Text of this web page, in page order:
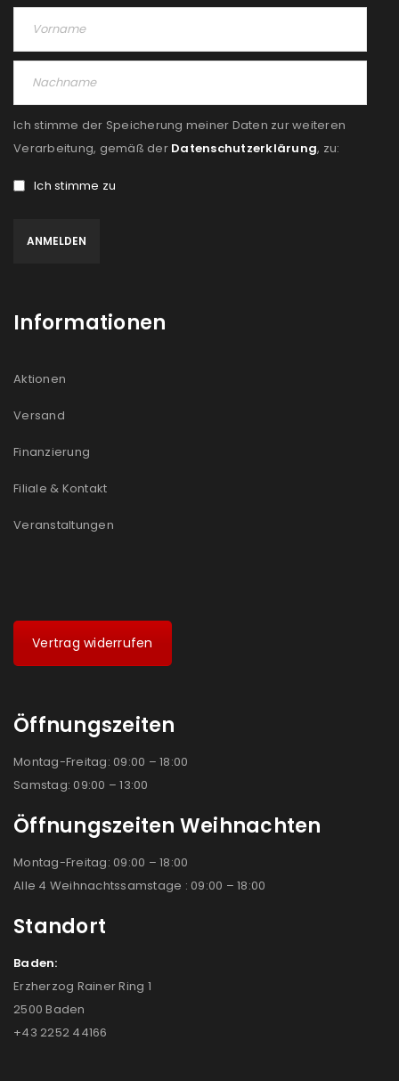
Ja, ich möchte ein Kundenkonto eröffnen und
akzeptiere die
REGISTRIEREN
Ich stimme der Speicherung meiner Daten zur weiteren
Verarbeitung, gemäß der Datenschutzerklärung, zu:
Ich stimme zu
Informationen
Aktionen
Versand
Finanzierung
Filiale & Kontakt
Veranstaltungen
Vertrag widerrufen
Öffnungszeiten
Montag-Freitag: 09:00 – 18:00
Samstag: 09:00 – 13:00
Öffnungszeiten Weihnachten
Montag-Freitag: 09:00 – 18:00
Alle 4 Weihnachtssamstage : 09:00 – 18:00
Standort
Baden:
Erzherzog Rainer Ring 1
2500 Baden
+43 2252 44166